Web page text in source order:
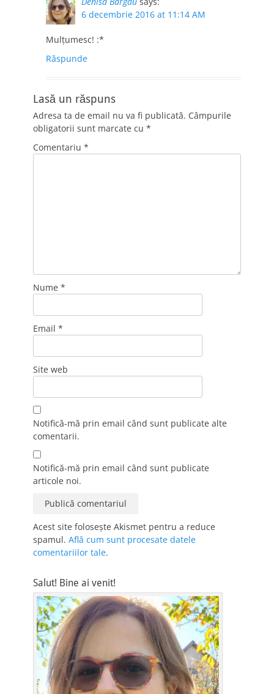
6 decembrie 2016 at 11:14 AM
Mulțumesc! :*
Răspunde
Lasă un răspuns
Adresa ta de email nu va fi publicată. Câmpurile
obligatorii sunt marcate cu *
Comentariu *
Nume *
Email *
Site web
Notifică-mă prin email când sunt publicate alte
comentarii.
Notifică-mă prin email când sunt publicate
articole noi.
Acest site folosește Akismet pentru a reduce
spamul. Află cum sunt procesate datele
comentariilor tale.
Salut! Bine ai venit!